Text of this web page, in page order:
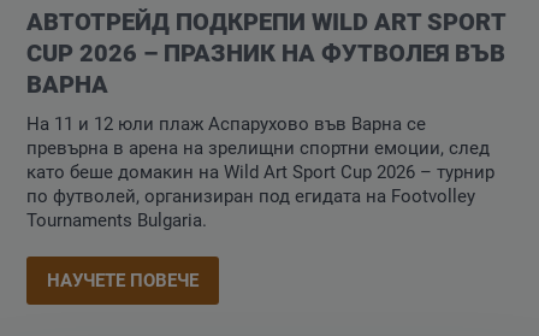
АВТОТРЕЙД ПОДКРЕПИ WILD ART SPORT
CUP 2026 – ПРАЗНИК НА ФУТВОЛЕЯ ВЪВ
ВАРНА
На 11 и 12 юли плаж Аспарухово във Варна се
превърна в арена на зрелищни спортни емоции, след
като беше домакин на Wild Art Sport Cup 2026 – турнир
по футволей, организиран под егидата на Footvolley
Tournaments Bulgaria.
НАУЧЕТЕ ПОВЕЧЕ